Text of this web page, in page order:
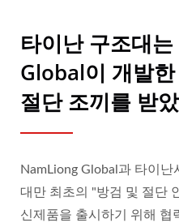
타이난 구조대
Global이 개발
절단 조끼를 받
NamLiong Global과 타이난
대만 최초의 "방검 및 절단
신제품을 출시하기 위해 협